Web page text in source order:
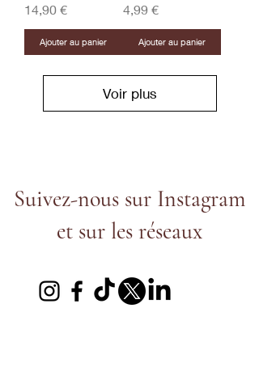
Prix
14,90 €
Ajouter au panier
Prix
4,99 €
Ajouter au panier
Voir plus
Suivez-nous sur Instagram
et sur les réseaux